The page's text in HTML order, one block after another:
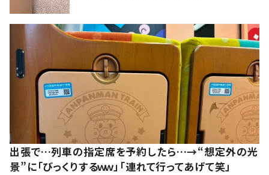
出張で…列車の指定席を予約したら…→“想定外の光
景”に「びっくりするｗｗ」「連れて行ってあげて笑」